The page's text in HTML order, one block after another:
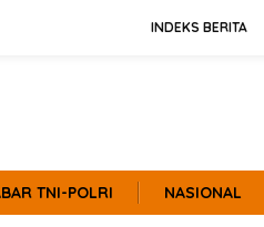
INDEKS BERITA
TNI-POLRI NASIONAL